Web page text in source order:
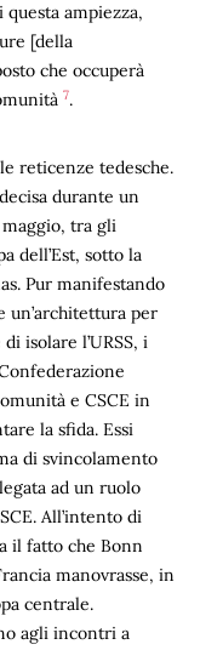
ampiezza,
[della
che occuperà
7.
reticenze tedesche.
durante un
tra gli
dell’Est, sotto la
Pur manifestando
un’architettura per
isolare l’URSS, i
e CSCE in
la sfida. Essi
di svincolamento
ad un ruolo
All’intento di
il fatto che Bonn
manovrasse, in
centrale.
agli incontri a